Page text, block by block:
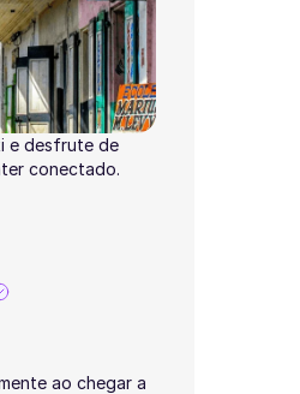
e desfrute de
conectado.
ao chegar a